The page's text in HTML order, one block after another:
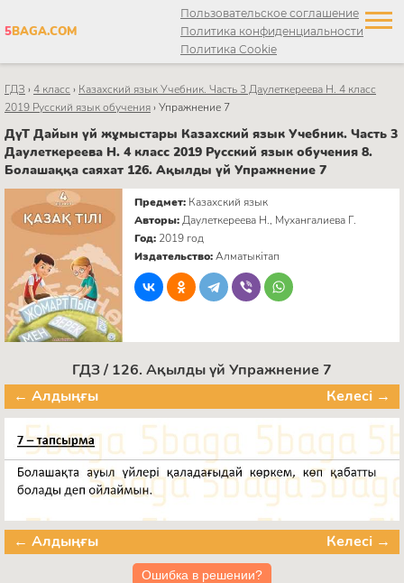
5BAGA.COM
Пользовательское соглашение
Политика конфиденциальности
Политика Cookie
ГДЗ ›4 класс › Казахский язык Учебник. Часть 3 Даулеткереева Н. 4 класс
2019 Русский язык обучения›Упражнение 7
ДүТ Дайын үй жұмыстары Казахский язык Учебник. Часть 3
Даулеткереева Н. 4 класс 2019 Русский язык обучения 8.
Болашаққа саяхат 126. Ақылды үй Упражнение 7
Предмет: Казахский язык
Авторы:Даулеткереева Н., Мухангалиева Г.
Год: 2019 год
Издательство:Алматыкітап
ГДЗ / 126. Ақылды үй Упражнение 7
← Алдыңғы
Келесі →
← Алдыңғы Келесі →
Ошибка в решении?